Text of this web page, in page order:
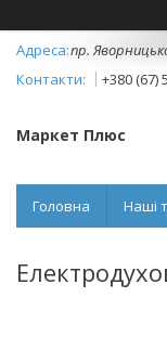
пр.
+380 (67)
Маркет Плюс
Головна Наші